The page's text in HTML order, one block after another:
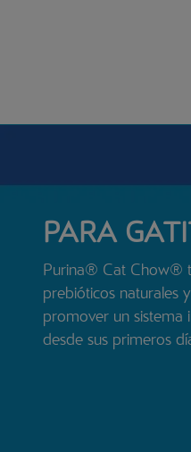
PARA
Purina® Cat Chow®
prebióticos naturales
promover un sistema
desde sus primeros